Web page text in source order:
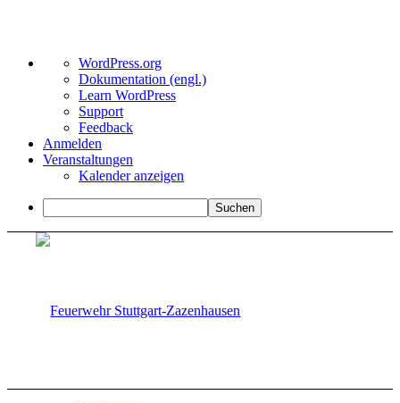
Über
WordPress
WordPress.org
Dokumentation (engl.)
Learn WordPress
Support
Feedback
Anmelden
Veranstaltungen
Kalender anzeigen
Suchen